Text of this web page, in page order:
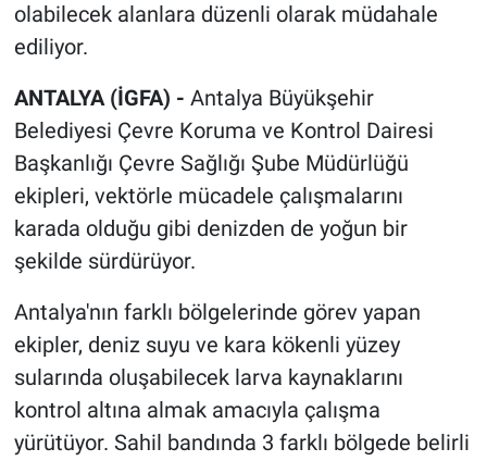
olabilecek alanlara düzenli olarak müdahale
ediliyor.
ANTALYA (İGFA) - Antalya Büyükşehir
Belediyesi Çevre Koruma ve Kontrol Dairesi
Başkanlığı Çevre Sağlığı Şube Müdürlüğü
ekipleri, vektörle mücadele çalışmalarını
karada olduğu gibi denizden de yoğun bir
şekilde sürdürüyor.
Antalya'nın farklı bölgelerinde görev yapan
ekipler, deniz suyu ve kara kökenli yüzey
sularında oluşabilecek larva kaynaklarını
kontrol altına almak amacıyla çalışma
yürütüyor. Sahil bandında 3 farklı bölgede belirli